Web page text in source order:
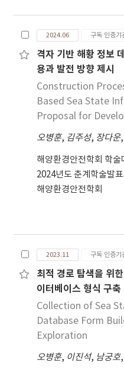
or under-
products exhibited
difference
maximum values.
which do not
seasoning, may
sodium intake.
regulatory
from the NTIS DB
keyword, the
toolkit of
(Keras MLP,
CatBoost)
language analysis
approach ensures
quality evaluation
analysis of
based
applicable data for
demonstrably
measured by
power, including
year-on-year
and employs them
summaries,
large text datasets
system applicable
Notably, this
methodologies
but also lays the
AI implementation
2024.06 구독 인증
격자 기반 해황 정보
용과 발전 방향 제시
Construction
Based Sea State
Proposal for
오병훈, 김주성, 장다운,
해양환경안전학회 학술
2024년도 춘계학술발표
해양환경안전학회
2023.11 구독 인증
최적 경로 탐색을 위
이터베이스 형식 구축
Collection of Sea
Database Form
Exploration
오병훈, 이진석, 남궁호,